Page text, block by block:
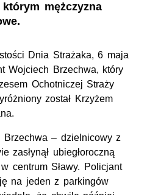
mężczyzna
Dnia Strażaka, 6 maja
Wojciech Brzechwa, który
Ochotniczej Straży
został Krzyżem
Brzechwa – dzielnicowy z
zasłynął ubiegłoroczną
centrum Sławy. Policjant
na jeden z parkingów